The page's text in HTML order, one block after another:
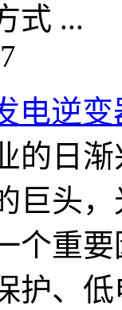
式 ...
电逆变
的日
巨头
个重
护、